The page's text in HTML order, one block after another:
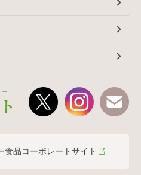
食品コーポレートサイト